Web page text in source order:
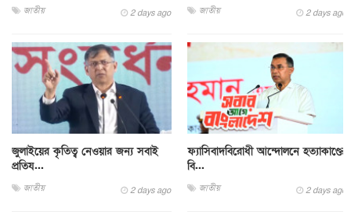
জাতীয় 2 days ago জাতীয় 2 days ago
জুলাইয়ের কৃতিত্ব নেওয়ার জন্য সবাই
প্রতিয...
জাতীয় 2 days ago
ফ্যাসিবাদবিরোধী আন্দোলনে হত্যাকাণ্ডের
বি...
জাতীয় 2 days ago